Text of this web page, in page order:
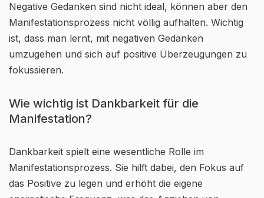
Negative Gedanken sind nicht ideal, können aber den
Manifestationsprozess nicht völlig aufhalten. Wichtig
ist, dass man lernt, mit negativen Gedanken
umzugehen und sich auf positive Überzeugungen zu
fokussieren.
Wie wichtig ist Dankbarkeit für die
Manifestation?
Dankbarkeit spielt eine wesentliche Rolle im
Manifestationsprozess. Sie hilft dabei, den Fokus auf
das Positive zu legen und erhöht die eigene